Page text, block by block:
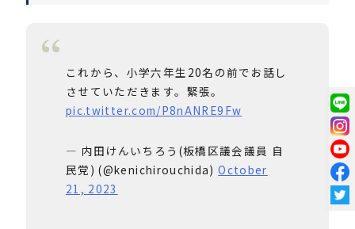
これから、小学六年生20名の前でお話し
させていただきます。緊張。
pic.twitter.com/P8nANRE9Fw
— 内田けんいちろう(板橋区議会議員 自
民党) (@kenichirouchida)October
21, 2023